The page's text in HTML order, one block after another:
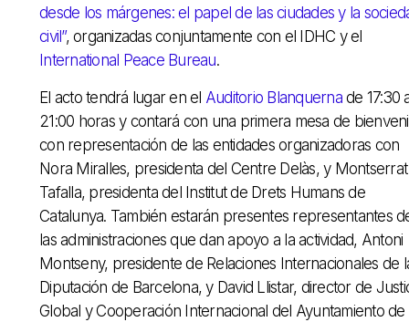
desde los márgenes: el papel de las ciudades y la
civil”, organizadas conjuntamente con el IDHC y el
International Peace Bureau.
El acto tendrá lugar en el Auditorio Blanquerna de 17:30
21:00 horas y contará con una primera mesa de
con representación de las entidades organizadoras con
Nora Miralles, presidenta del Centre Delàs, y Montserrat
Tafalla, presidenta del Institut de Drets Humans de
Catalunya. También estarán presentes representantes
las administraciones que dan apoyo a la actividad, Antoni
Montseny, presidente de Relaciones Internacionales de
Diputación de Barcelona, y David Llistar, director de
Global y Cooperación Internacional del Ayuntamiento de